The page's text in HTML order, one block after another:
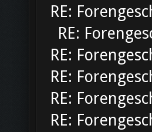
RE:
RE:
RE:
RE:
RE:
RE: